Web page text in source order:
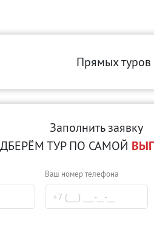
Прямых
Заполнить заявку
ТУР ПО САМОЙ
Ваш номер телефона